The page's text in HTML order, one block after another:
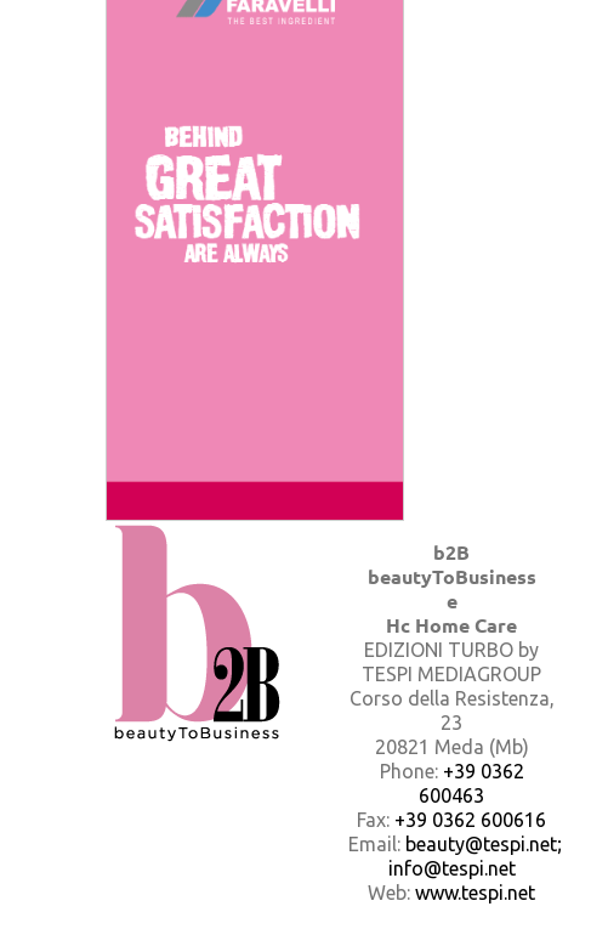
b2B
beautyToBusiness
e
Hc Home Care
EDIZIONI TURBO by
TESPI MEDIAGROUP
Corso della Resistenza,
23
20821 Meda (Mb)
Phone: +39 0362
600463
Fax: +39 0362 600616
Email: beauty@tespi.net;
info@tespi.net
Web: www.tespi.net